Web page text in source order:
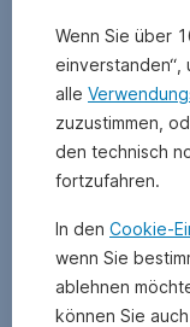
Wenn Sie über
einverstanden“,
alle
zuzustimmen,
den technisch
fortzufahren.
In den Cookie-
wenn Sie
ablehnen
können Sie auch